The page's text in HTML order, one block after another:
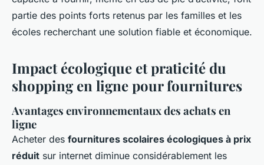
partie des points forts retenus par les familles et les
écoles recherchant une solution fiable et économique.
Impact écologique et praticité du
shopping en ligne pour fournitures
Avantages environnementaux des achats en
ligne
Acheter des fournitures scolaires écologiques à prix
réduit sur internet diminue considérablement les